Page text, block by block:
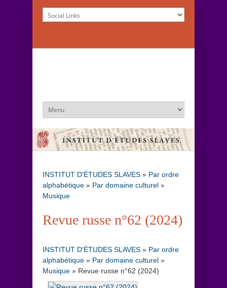
INSTITUT D'ÉTUDES SLAVES » Par ordre
alphabétique » Par domaine culturel »
Musique
Revue russe n°62 (2024)
INSTITUT D'ÉTUDES SLAVES » Par ordre
alphabétique » Par domaine culturel »
Musique » Revue russe n°62 (2024)